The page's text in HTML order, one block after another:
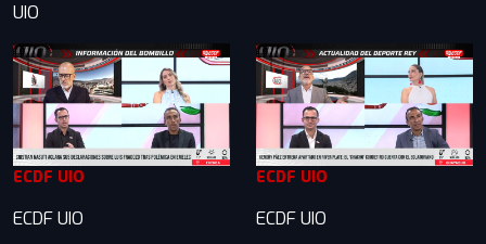
UIO
ECDF UIO
ECDF UIO
ECDF UIO
ECDF UIO